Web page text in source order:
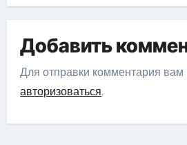
огромным вкладом в
исторической науки
Добавить
Для отправки комментария
авторизоваться.